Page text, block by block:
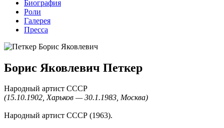
Биография
Роли
Галерея
Пресса
Борис Яковлевич Петкер
Народный артист СССР
(15.10.1902, Харьков — 30.1.1983, Москва)
Народный артист СССР (1963).